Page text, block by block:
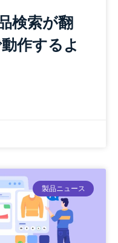
検索が翻
作するよ
製品ニュース